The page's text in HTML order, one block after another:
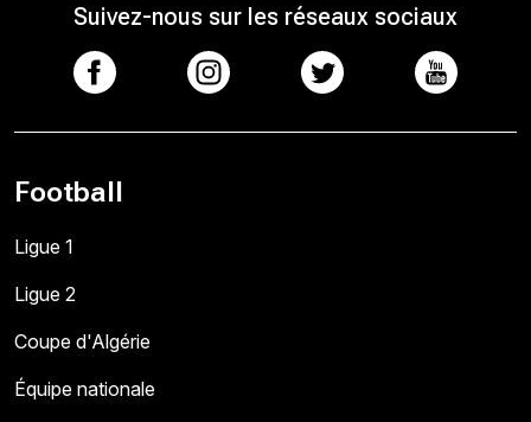
Suivez-nous sur les réseaux sociaux
Football
Ligue 1
Ligue 2
Coupe d'Algérie
Équipe nationale